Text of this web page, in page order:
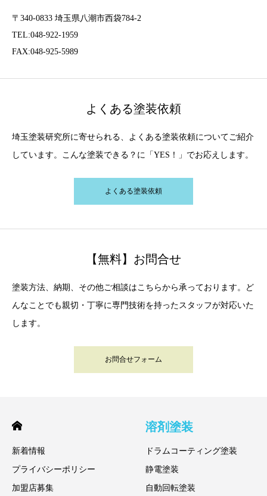
〒340-0833 埼玉県八潮市西袋784-2
TEL:048-922-1959
FAX:048-925-5989
よくある塗装依頼
埼玉塗装研究所に寄せられる、よくある塗装依頼についてご紹介
しています。こんな塗装できる？に「YES！」でお応えします。
よくある塗装依頼
【無料】お問合せ
塗装方法、納期、その他ご相談はこちらから承っております。ど
んなことでも親切・丁寧に専門技術を持ったスタッフが対応いた
します。
お問合せフォーム
新着情報
プライバシーポリシー
加盟店募集
溶剤塗装
ドラムコーティング塗装
静電塗装
自動回転塗装